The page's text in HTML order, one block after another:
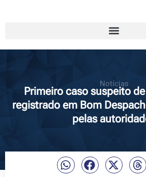
Notícias
Primeiro caso suspeito
registrado em Bom
pelas